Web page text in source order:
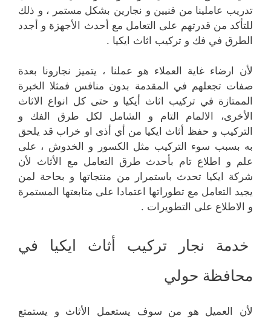
تدريب عاملينا من فنيين و نجارين بشكل مستمر ، و ذلك
للتأكد من قدرتهم على التعامل مع أحدث الأجهزة و أجدد
الطرق في فك و تركيب اثاث ايكيا .
لأن ارضاء غاية العملاء هو عملنا ، يتميز نجارونا بعدة
صفات تجعلهم في المقدمة بدون منافس فمثلا الخبرة
الممتازة في تركيب اثاث أيكيا و حتى كل انواع الاثاث
الأخرى، الالمام التام و الشامل لكل طرق الفك و
التركيب و حفظ أثاث ايكيا من أي أذى او خراب قد يلحق
به بسبب سوء التركيب مثل الكسور و الخدوش ، على
علم و اطلاع تام بأحدث طرق التعامل مع الأثاث لأن
شركة ايكيا تحدث باستمرار من منتجاتها و بحاحة لمن
يجيد التعامل مع تطوراتها اعتمادا على متابعتها المستمرة
و الاطلاع على التطويرات .
خدمة نجار تركيب أثاث ايكيا في
محافظة حولي
لأن العميل هو من سوف يستعمل الأثاث و يستمتع